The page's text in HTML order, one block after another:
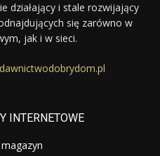
działający i stale rozwijający
się zarówno w
jak i w sieci.
INTERNETOWE